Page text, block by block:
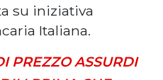
su iniziativa
Italiana.
PREZZO ASSURDI